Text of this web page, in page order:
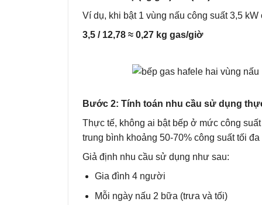
Ví dụ, khi bật 1 vùng nấu công suất 3,5
3,5 / 12,78 ≈ 0,27 kg gas/giờ
Bước 2: Tính toán nhu cầu sử dụng
Thực tế, không ai bật bếp ở mức công
trung bình khoảng 50-70% công suất tối
Giả định nhu cầu sử dụng như sau:
Gia đình 4 người
Mỗi ngày nấu 2 bữa (trưa và tối)